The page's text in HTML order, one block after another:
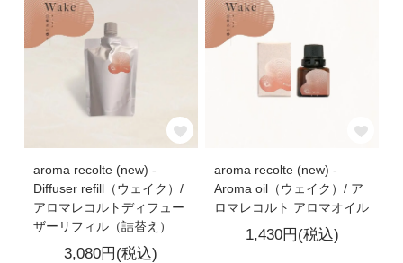
aroma recolte (new) -
Diffuser refill（ウェイク）/
アロマレコルトディフュー
ザーリフィル（詰替え）
3,080円(税込)
aroma recolte (new) -
Aroma oil（ウェイク）/ ア
ロマレコルト アロマオイル
1,430円(税込)